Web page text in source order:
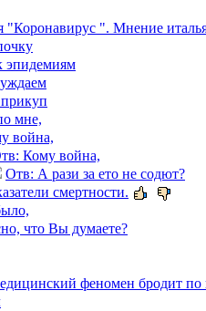
"Коронавирус ". Мнение
эпидемиям
мне,
война,
Кому война,
Отв: А рази за ето не содют?
смертности.
что Вы думаете?
феномен бродит по